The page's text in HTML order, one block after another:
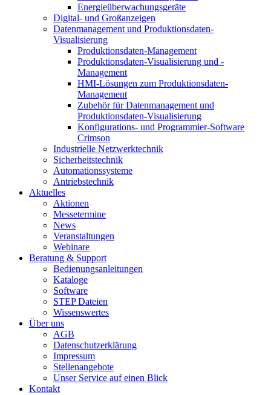
Energieüberwachungsgeräte
Digital- und Großanzeigen
Datenmanagement und Produktionsdaten-
Visualisierung
Produktionsdaten-Management
Produktionsdaten-Visualisierung und -
Management
HMI-Lösungen zum Produktionsdaten-
Management
Zubehör für Datenmanagement und
Produktionsdaten-Visualisierung
Konfigurations- und Programmier-Software
Crimson
Industrielle Netzwerktechnik
Sicherheitstechnik
Automationssysteme
Antriebstechnik
Aktuelles
Aktionen
Messetermine
News
Veranstaltungen
Webinare
Beratung & Support
Bedienungsanleitungen
Kataloge
Software
STEP Dateien
Wissenswertes
Über uns
AGB
Datenschutzerklärung
Impressum
Stellenangebote
Unser Service auf einen Blick
Kontakt